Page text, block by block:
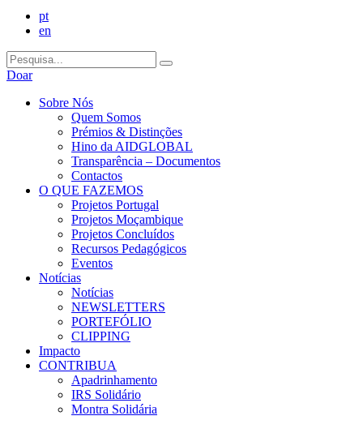
pt
en
Doar
Sobre Nós
Quem Somos
Prémios & Distinções
Hino da AIDGLOBAL
Transparência – Documentos
Contactos
O QUE FAZEMOS
Projetos Portugal
Projetos Moçambique
Projetos Concluídos
Recursos Pedagógicos
Eventos
Notícias
Notícias
NEWSLETTERS
PORTEFÓLIO
CLIPPING
Impacto
CONTRIBUA
Apadrinhamento
IRS Solidário
Montra Solidária